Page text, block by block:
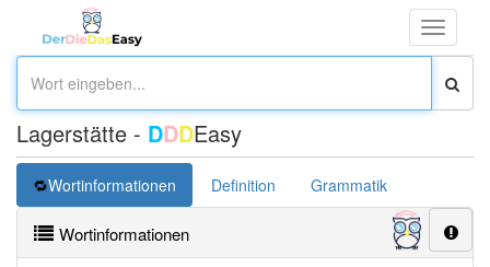
Toggle
Lagerstätte - DDDEasy
Wortinformationen Definition Grammatik
Wortinformationen